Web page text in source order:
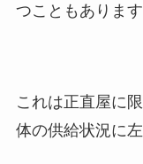
つこともあります
これは正直屋に
体の供給状況に